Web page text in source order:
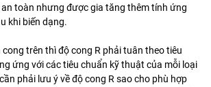
toàn nhưng được gia tăng thêm tính ứng
khi biến dạng.
cong trên thì độ cong R phải tuân theo tiêu
ứng với các tiêu chuẩn kỹ thuật của mỗi loại
phải lưu ý về độ cong R sao cho phù hợp